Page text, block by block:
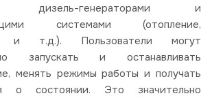
дизель-генераторами и
системами (отопление,
и т.д.). Пользователи могут
запускать и останавливать
менять режимы работы и получать
о состоянии. Это значительно